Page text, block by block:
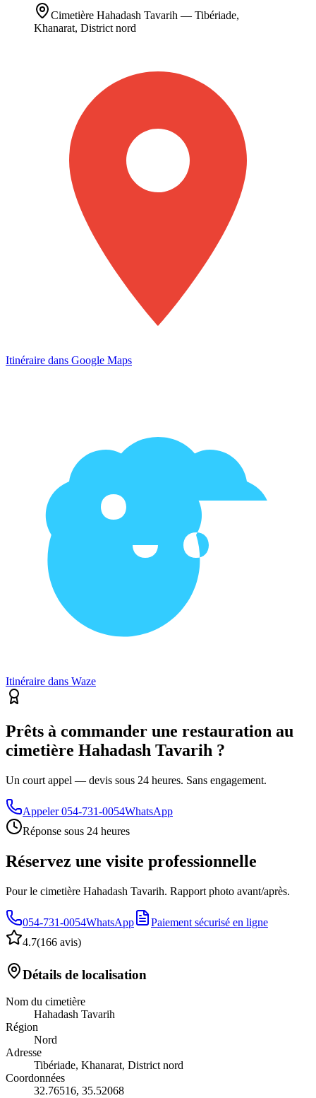
Cimetière Hahadash Tavarih — Tibériade,
Khanarat, District nord
Itinéraire dans Google Maps
Itinéraire dans Waze
Prêts à commander une restauration au
cimetière Hahadash Tavarih ?
Un court appel — devis sous 24 heures. Sans engagement.
Appeler 054-731-0054WhatsApp
Réponse sous 24 heures
Réservez une visite professionnelle
Pour le cimetière Hahadash Tavarih. Rapport photo avant/après.
054-731-0054WhatsApp
Paiement sécurisé en ligne
4.7(166 avis)
Détails de localisation
Nom du cimetière
Hahadash Tavarih
Région
Nord
Adresse
Tibériade, Khanarat, District nord
Coordonnées
32.76516, 35.52068